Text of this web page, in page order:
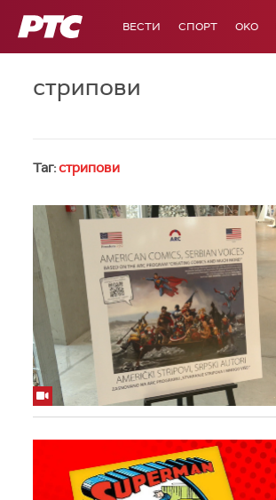
РТС ВЕСТИ СПОРТ OKO
стрипови
Таг:стрипови